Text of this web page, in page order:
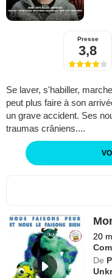
Presse
3,8
Se laver, s'habiller,
peut plus faire à son
un grave accident. Ses
traumas crâniens....
20
De